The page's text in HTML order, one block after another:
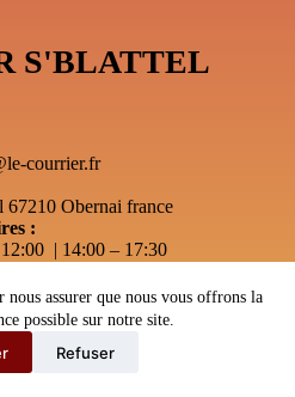
nous assurer que nous vous offrons la
possible sur notre site.
Refuser
S'BLATTEL
courrier.fr
67210 Obernai france
:
| 14:00 – 17:30
RDV Uniquement
Uniquement
courrier S'Blattel